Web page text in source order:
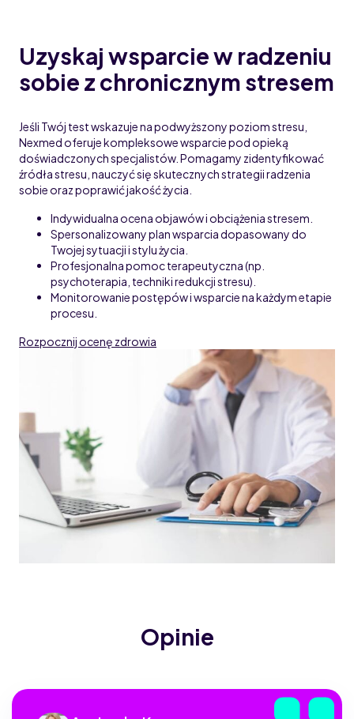
Uzyskaj wsparcie w radzeniu
sobie z chronicznym stresem
Jeśli Twój test wskazuje na podwyższony poziom stresu,
Nexmed oferuje kompleksowe wsparcie pod opieką
doświadczonych specjalistów. Pomagamy zidentyfikować
źródła stresu, nauczyć się skutecznych strategii radzenia
sobie oraz poprawić jakość życia.
Indywidualna ocena objawów i obciążenia stresem.
Spersonalizowany plan wsparcia dopasowany do
Twojej sytuacji i stylu życia.
Profesjonalna pomoc terapeutyczna (np.
psychoterapia, techniki redukcji stresu).
Monitorowanie postępów i wsparcie na każdym etapie
procesu.
Rozpocznij ocenę zdrowia
Opinie